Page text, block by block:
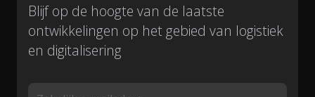
Blijf op de hoogte van de laatste
ontwikkelingen op het gebied van logistiek
en digitalisering